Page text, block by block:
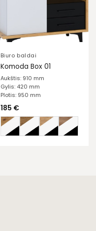
Biuro baldai
Komoda Box 01
Aukštis: 910 mm
Gylis: 420 mm
Plotis: 950 mm
185 €